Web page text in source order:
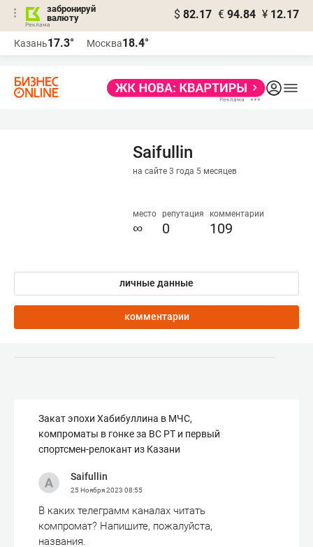
забронируй
валюту
$ 82.17 € 94.84 ¥ 12.17
Казань17.3° Москва18.4°
Saifullin
на сайте 3 года 5 месяцев
место
∞
репутация
0
комментарии
109
личные данные
комментарии
Закат эпохи Хабибуллина в МЧС,
компроматы в гонке за ВС РТ и первый
спортсмен-релокант из Казани
Saifullin
25 Ноября 2023 08:55
В каких телеграмм каналах читать
компромат? Напишите, пожалуйста,
названия.